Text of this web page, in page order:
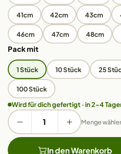
41cm 42cm 43cm
46cm 47cm 48cm
Pack mit
1 Stück 10 Stück 25
100 Stück
Wird für dich gefertigt · in 2–4
Menge
In den Warenkorb